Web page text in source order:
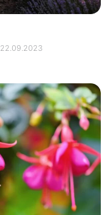
22.09.2023